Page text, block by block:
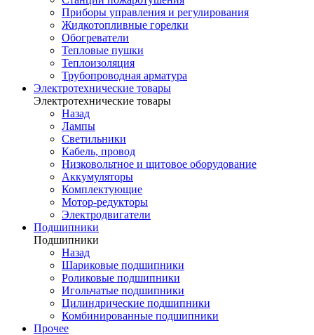
Приборы управления и регулирования
Жидкотопливные горелки
Обогреватели
Тепловые пушки
Теплоизоляция
Трубопроводная арматура
Электротехнические товары
Электротехнические товары
Назад
Лампы
Светильники
Кабель, провод
Низковольтное и щитовое оборудование
Аккумуляторы
Комплектующие
Мотор-редукторы
Электродвигатели
Подшипники
Подшипники
Назад
Шариковые подшипники
Роликовые подшипники
Игольчатые подшипники
Цилиндрические подшипники
Комбинированные подшипники
Прочее